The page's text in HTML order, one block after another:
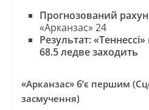
Прогнозований
«Арканзас» 24
Результат:
68.5 ледве заходить
«Арканзас» б’є першим
засмучення)